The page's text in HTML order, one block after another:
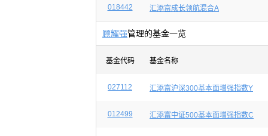
018442 汇添富成长领航混合A
顾耀强管理的基金一览
基金代码 基金名称
027112 汇添富沪深300基本面增强指数Y
012499 汇添富中证500基本面增强指数C